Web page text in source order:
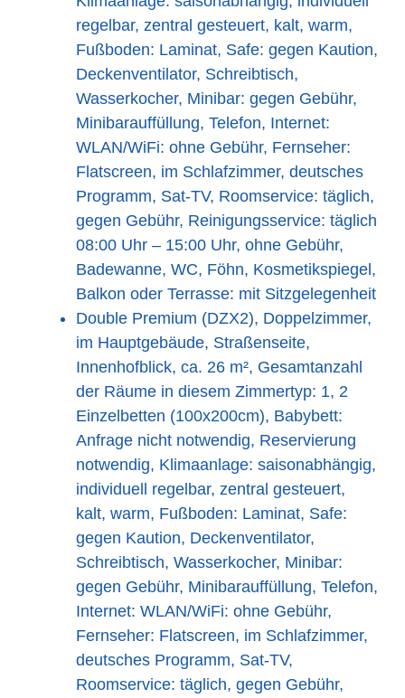
regelbar, zentral gesteuert, kalt, warm,
Fußboden: Laminat, Safe: gegen Kaution,
Deckenventilator, Schreibtisch,
Wasserkocher, Minibar: gegen Gebühr,
Minibarauffüllung, Telefon, Internet:
WLAN/WiFi: ohne Gebühr, Fernseher:
Flatscreen, im Schlafzimmer, deutsches
Programm, Sat-TV, Roomservice: täglich,
gegen Gebühr, Reinigungsservice: täglich
08:00 Uhr – 15:00 Uhr, ohne Gebühr,
Badewanne, WC, Föhn, Kosmetikspiegel,
Balkon oder Terrasse: mit Sitzgelegenheit
Double Premium (DZX2), Doppelzimmer,
im Hauptgebäude, Straßenseite,
Innenhofblick, ca. 26 m², Gesamtanzahl
der Räume in diesem Zimmertyp: 1, 2
Einzelbetten (100x200cm), Babybett:
Anfrage nicht notwendig, Reservierung
notwendig, Klimaanlage: saisonabhängig,
individuell regelbar, zentral gesteuert,
kalt, warm, Fußboden: Laminat, Safe:
gegen Kaution, Deckenventilator,
Schreibtisch, Wasserkocher, Minibar:
gegen Gebühr, Minibarauffüllung, Telefon,
Internet: WLAN/WiFi: ohne Gebühr,
Fernseher: Flatscreen, im Schlafzimmer,
deutsches Programm, Sat-TV,
Roomservice: täglich, gegen Gebühr,